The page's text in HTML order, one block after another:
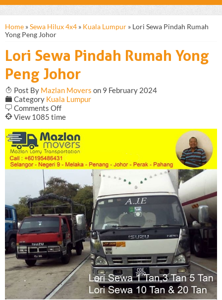
Home »Sewa Hilux 4x4 » Kuala Lumpur » Lori Sewa Pindah Rumah
Yong Peng Johor
Lori Sewa Pindah Rumah Yong
Peng Johor
T Post By Mazlan Movers on 9 February 2024
F Category Kuala Lumpur
b Comments Offon
Lori
Pindah
Rumah
Yong
Peng
Johor
@ View 1085 time